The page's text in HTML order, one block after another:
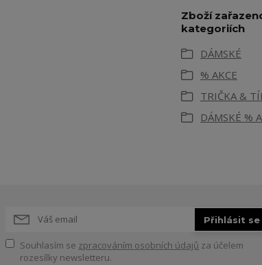
Zboží
kategoriích
DÁMSKÉ
% AKCE
TRIČKA &
DÁMSKÉ %
Přihlásit se
Souhlasím se zpracováním osobních údajů za účelem
rozesílky newsletteru.